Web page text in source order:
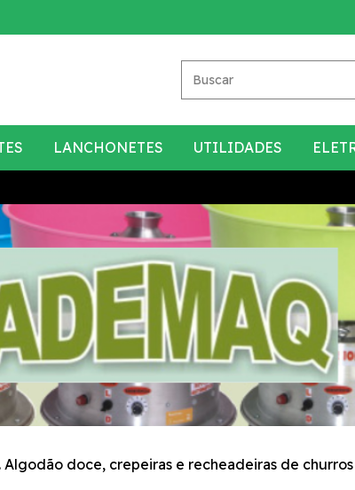
LANCHONETES UTILIDADES
Algodão doce, crepeiras e recheadeiras de